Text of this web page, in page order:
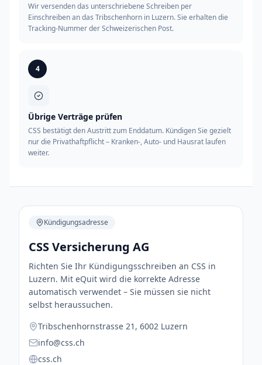
Wir versenden das unterschriebene Schreiben per
Einschreiben an das Tribschenhorn in Luzern. Sie erhalten die
Tracking-Nummer der Schweizerischen Post.
4
Übrige Verträge prüfen
CSS bestätigt den Austritt zum Enddatum. Kündigen Sie gezielt
nur die Privathaftpflicht – Kranken-, Auto- und Hausrat laufen
weiter.
Kündigungsadresse
CSS Versicherung AG
Richten Sie Ihr Kündigungsschreiben an CSS in
Luzern. Mit eQuit wird die korrekte Adresse
automatisch verwendet – Sie müssen sie nicht
selbst heraussuchen.
Tribschenhornstrasse 21, 6002 Luzern
info@css.ch
css.ch